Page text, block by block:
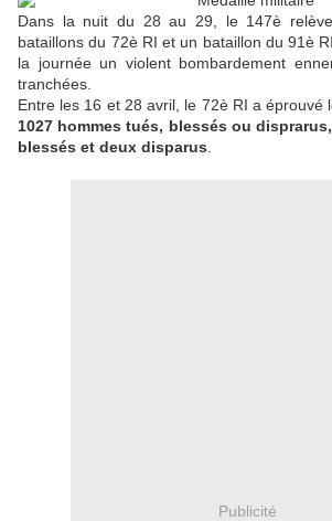
Dans la nuit du 28 au 29, le 147è
bataillons du 72è RI et un bataillon du 91è
la journée un violent bombardement
tranchées.
Entre les 16 et 28 avril, le 72è RI a éprouvé
1027 hommes tués, blessés ou
blessés et deux disparus
Publicité